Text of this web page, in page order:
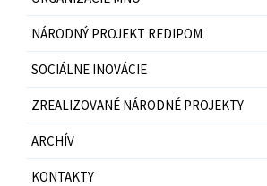
NÁRODNÝ PROJEKT REDIPOM
SOCIÁLNE INOVÁCIE
ZREALIZOVANÉ NÁRODNÉ PROJEKTY
ARCHÍV
KONTAKTY